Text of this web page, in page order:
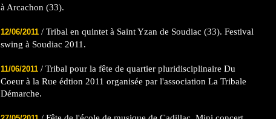
à Arcachon (33).
12/06/2011/ Tribal en quintet à Saint Yzan de Soudiac (33). Festival
swing à Soudiac 2011.
11/06/2011/ Tribal pour la fête de quartier pluridisciplinaire Du
Coeur à la Rue édtion 2011 organisée par l'association La Tribale
Démarche.